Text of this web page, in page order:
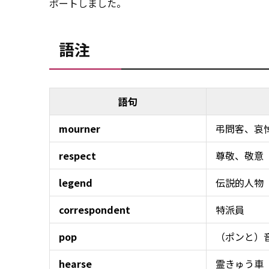
ポートしました。
語注
語句
mourner
弔問客、哀
respect
尊敬、敬意
legend
伝説的人物
correspondent
特派員
pop
（ポンと
hearse
霊きゅう車